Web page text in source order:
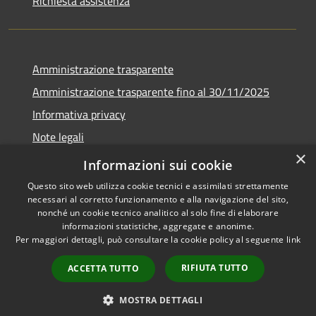
Amministrazione trasparente
Amministrazione trasparente fino al 30/11/2025
Informativa privacy
Note legali
Dichiarazione di accessibilità
Accessibilità
Copyright © 2026 • Comune di
Ponteranica • Powered by
Municipium•
Accesso
redazione
×
Informazioni sui cookie
Questo sito web utilizza cookie tecnici e assimilati strettamente
necessari al corretto funzionamento e alla navigazione del sito,
nonché un cookie tecnico analitico al solo fine di elaborare
informazioni statistiche, aggregate e anonime.
Per maggiori dettagli, può consultare la cookie policy al seguente link
ACCETTA TUTTO RIFIUTA TUTTO
MOSTRA DETTAGLI